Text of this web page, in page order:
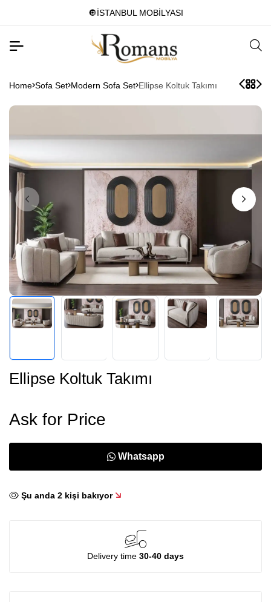
🔘İSTANBUL MOBİLYASI
Home Sofa Set Modern Sofa Set Ellipse Koltuk Takımı
Ellipse Koltuk Takımı
Ask for Price
Whatsapp
Şu anda 2 kişi bakıyor
Delivery time 30-40 days